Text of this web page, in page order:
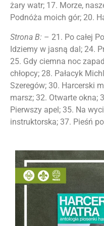
żary watr; 17. Morze,
Podnóża moich gór; 20.
Strona B: – 21. Po całej
Idziemy w jasną dal; 24.
25. Gdy ciemna noc
chłopcy; 28. Pałacyk
Szeregów; 30. Harcerski
marsz; 32. Otwarte okna;
Pierwszy apel; 35. Na
instruktorska; 37. Pieśń